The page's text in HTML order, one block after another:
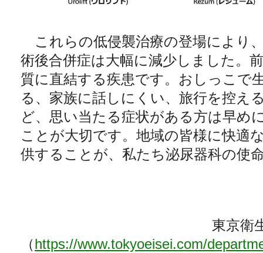
これらの低侵襲治療の登場により
術後合併症は大幅に減少しました。
質に直結する疾患です。おしっこで
る、家族に話しにくい、旅行を控え
ど、思い当たる症状がある方は早め
ことが大切です。地域の皆様に快適
供することが、私たち泌尿器科の使
東京衛
（https://www.tokyoeisei.com/